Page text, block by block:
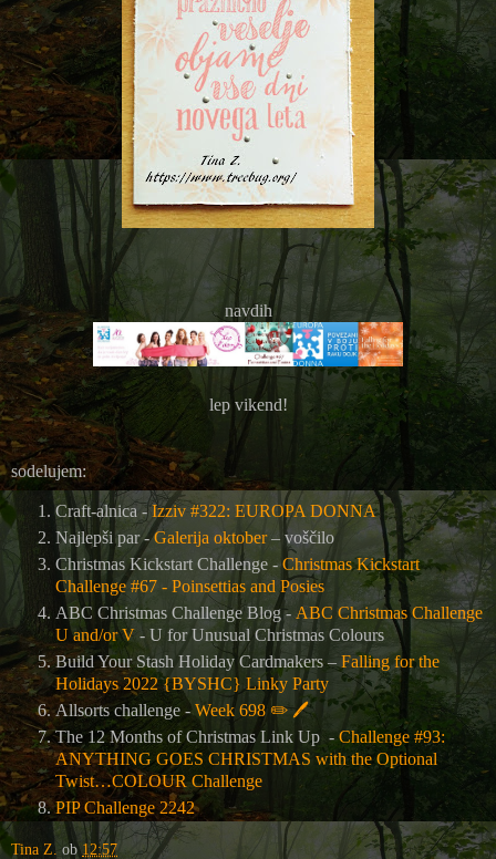
navdih
lep vikend!
sodelujem:
Craft-alnica -Izziv #322: EUROPA DONNA
Najlepši par -Galerija oktober– voščilo
Christmas Kickstart Challenge -Christmas Kickstart
Challenge #67 - Poinsettias and Posies
ABC Christmas Challenge Blog - ABC Christmas Challenge
U and/or V - U for Unusual Christmas Colours
Build Your Stash Holiday Cardmakers – Falling for the
Holidays 2022 {BYSHC} Linky Party
Allsorts challenge -Week 698✏️ 🖊
The 12 Months of Christmas Link Up -Challenge #93:
ANYTHING GOES CHRISTMAS with the Optional
Twist…COLOUR Challenge
PIP Challenge 2242
Tina Z. ob12:57